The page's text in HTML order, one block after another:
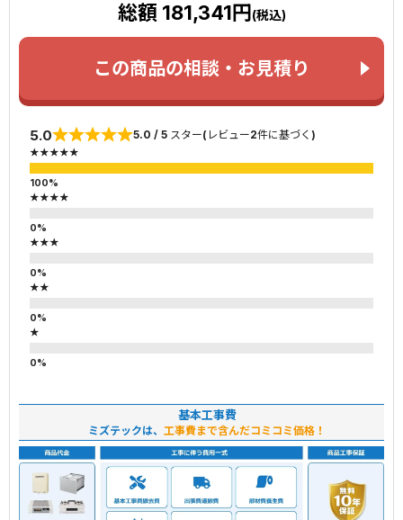
総額 181,341円 (税込)
この商品の相談・お見積り
5.0 5.0 / 5 スター(レビュー2件に基づく)
★★★★★
★★★★
★★★
★★
★
基本工事費
ミズテックは、 工事費まで含んだコミコミ価格！